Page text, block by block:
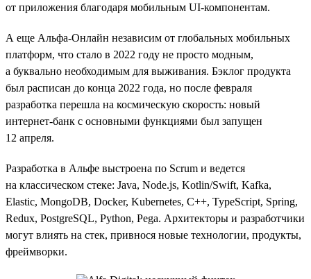
от приложения благодаря мобильным UI-компонентам.
А еще Альфа-Онлайн независим от глобальных мобильных
платформ, что стало в 2022 году не просто модным,
а буквально необходимым для выживания. Бэклог продукта
был расписан до конца 2022 года, но после февраля
разработка перешла на космическую скорость: новый
интернет-банк с основными функциями был запущен
12 апреля.
Разработка в Альфе выстроена по Scrum и ведется
на классическом стеке: Java, Node.js, Kotlin/Swift, Kafka,
Elastic, MongoDB, Docker, Kubernetes, C++, TypeScript, Spring,
Redux, PostgreSQL, Python, Pega. Архитекторы и разработчики
могут влиять на стек, привнося новые технологии, продукты,
фреймворки.